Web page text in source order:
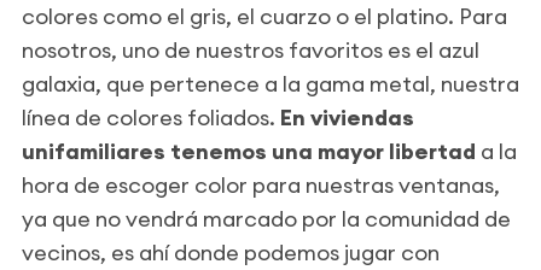
colores como el gris, el cuarzo o el platino. Para
nosotros, uno de nuestros favoritos es el azul
galaxia, que pertenece a la gama metal, nuestra
línea de colores foliados. En viviendas
unifamiliares tenemos una mayor libertad a la
hora de escoger color para nuestras ventanas,
ya que no vendrá marcado por la comunidad de
vecinos, es ahí donde podemos jugar con